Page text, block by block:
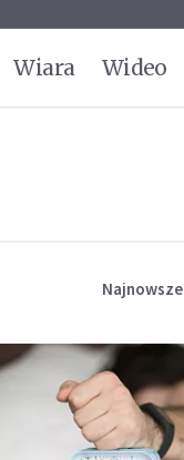
Wiara Wideo
Najnowsze